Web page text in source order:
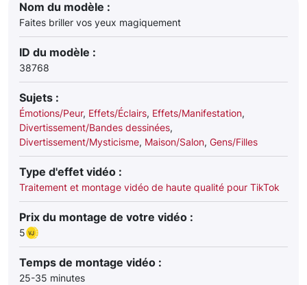
Nom du modèle :
Faites briller vos yeux magiquement
ID du modèle :
38768
Sujets :
Émotions/Peur, Effets/Éclairs, Effets/Manifestation,
Divertissement/Bandes dessinées,
Divertissement/Mysticisme, Maison/Salon, Gens/Filles
Type d'effet vidéo :
Traitement et montage vidéo de haute qualité pour TikTok
Prix du montage de votre vidéo :
5
Temps de montage vidéo :
25-35 minutes